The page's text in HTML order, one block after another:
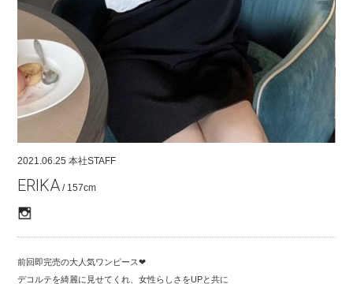
2021.06.25 本社STAFF
ERIKA / 157cm
前回即完売の大人気ワンピース❤︎
デコルテを綺麗に見せてくれ、女性らしさをUPと共に
COMPANY
CONTACT
RECRUIT
FOR BUSINESS PARTNER